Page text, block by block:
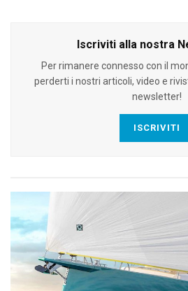
Iscriviti alla nostra
Per rimanere connesso con il
perderti i nostri articoli, video e
newsletter!
ISCRIVITI